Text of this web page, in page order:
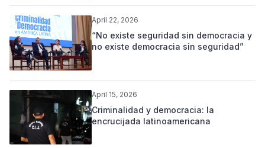
April 22, 2026
“No existe seguridad sin democracia y
no existe democracia sin seguridad”
April 15, 2026
Criminalidad y democracia: la
encrucijada latinoamericana